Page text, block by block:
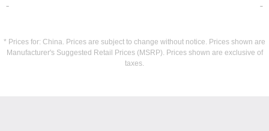
* Prices for: China. Prices are subject to change without notice. Prices shown are
Manufacturer's Suggested Retail Prices (MSRP). Prices shown are exclusive of
taxes.